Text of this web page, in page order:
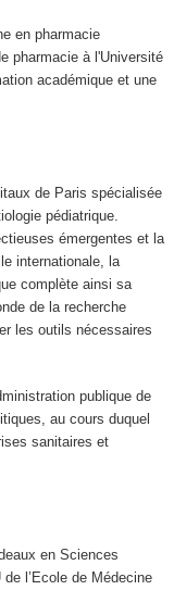
en pharmacie
pharmacie à l'Université
académique et une
de Paris spécialisée
pédiatrique.
émergentes et la
internationale, la
complète ainsi sa
de la recherche
les outils nécessaires
publique de
au cours duquel
sanitaires et
en Sciences
l’Ecole de Médecine